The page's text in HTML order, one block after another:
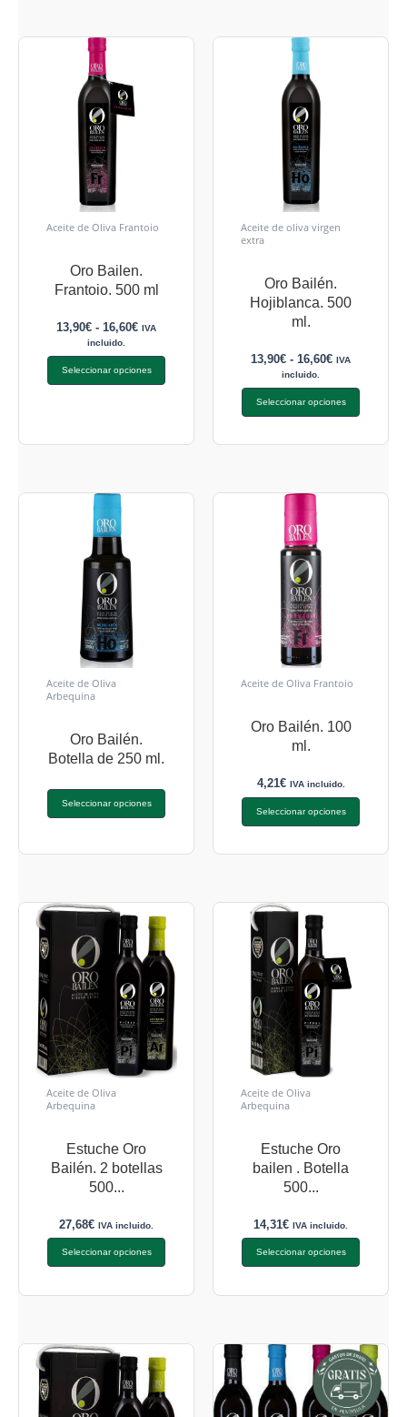
Aceite de Oliva Frantoio
Oro Bailen.
Frantoio. 500 ml
13,90€ - 16,60€ IVA
incluido.
Seleccionar opciones
Aceite de oliva virgen
extra
Oro Bailén.
Hojiblanca. 500
ml.
13,90€ - 16,60€ IVA
incluido.
Seleccionar opciones
Aceite de Oliva
Arbequina
Oro Bailén.
Botella de 250 ml.
Seleccionar opciones
Aceite de Oliva Frantoio
Oro Bailén. 100
ml.
4,21€ IVA incluido.
Seleccionar opciones
Aceite de Oliva
Arbequina
Estuche Oro
Bailén. 2 botellas
500...
27,68€ IVA incluido.
Seleccionar opciones
Aceite de Oliva
Arbequina
Estuche Oro
bailen . Botella
500...
14,31€ IVA incluido.
Seleccionar opciones